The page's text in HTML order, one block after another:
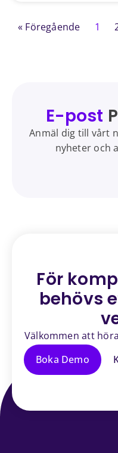
« Föregående 1
E-post
Anmäl dig till vårt
nyheter och
För
behövs
Välkommen att
Boka Demo